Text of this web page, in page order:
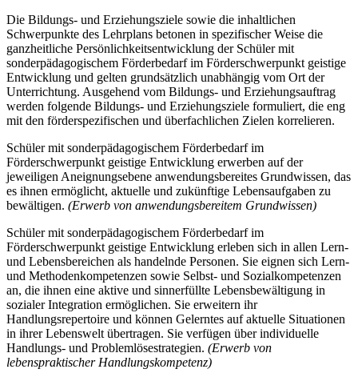
Die Bildungs- und Erziehungsziele sowie die inhaltlichen
Schwerpunkte des Lehrplans betonen in spezifischer Weise die
ganzheitliche Persönlichkeitsentwicklung der Schüler mit
sonderpädagogischem Förderbedarf im Förderschwerpunkt geistige
Entwicklung und gelten grundsätzlich unabhängig vom Ort der
Unterrichtung. Ausgehend vom Bildungs- und Erziehungsauftrag
werden folgende Bildungs- und Erziehungsziele formuliert, die eng
mit den förderspezifischen und überfachlichen Zielen korrelieren.
Schüler mit sonderpädagogischem Förderbedarf im
Förderschwerpunkt geistige Entwicklung erwerben auf der
jeweiligen Aneignungsebene anwendungsbereites Grundwissen, das
es ihnen ermöglicht, aktuelle und zukünftige Lebensaufgaben zu
bewältigen. (Erwerb von anwendungsbereitem Grundwissen)
Schüler mit sonderpädagogischem Förderbedarf im
Förderschwerpunkt geistige Entwicklung erleben sich in allen Lern-
und Lebensbereichen als handelnde Personen. Sie eignen sich Lern-
und Methodenkompetenzen sowie Selbst- und Sozialkompetenzen
an, die ihnen eine aktive und sinnerfüllte Lebensbewältigung in
sozialer Integration ermöglichen. Sie erweitern ihr
Handlungsrepertoire und können Gelerntes auf aktuelle Situationen
in ihrer Lebenswelt übertragen. Sie verfügen über individuelle
Handlungs- und Problemlösestrategien. (Erwerb von
lebenspraktischer Handlungskompetenz)